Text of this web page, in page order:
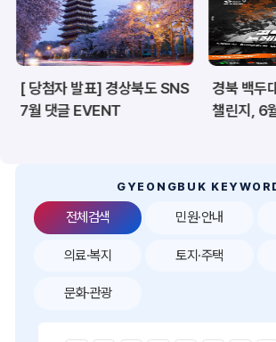
재난/안전/재해 산업/토지/
환경 시험정보
공공데이터&
[ 당첨자 발표] 경상북도 SNS
7월 댓글 EVENT
경북 백두
챌린지, 6
GYEONGBUK
전체검색 민원·안내
의료·복지 토지·주택
문화·관광